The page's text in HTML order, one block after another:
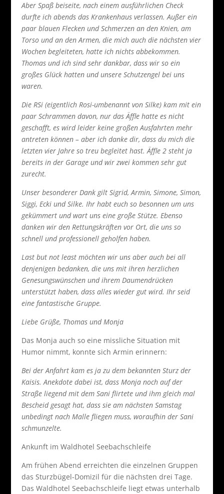
Aber Spaß beiseite, nach einem ausführlichen Check
durfte ich abends das Krankenhaus verlassen. Außer ein
paar blauen Flecken und Schmerzen an den Knien, am
Torso und an den Armen, die mich auch die nächsten vier
Wochen begleiteten, hatte ich nichts abbekommen.
Thomas und ich sind sehr dankbar, dass wir so ein
großes Glück hatten und unsere Schutzengel bei uns
waren.
Die RSi (eigentlich Rosi-umbenannt von Silke) kam mit ein
paar Schrammen davon, nur das Äffle hatte es nicht
geschafft, es wird leider keine großen Ausfahrten mehr
antreten können – aber ich danke dir, dass du mich die
letzten vier Jahre so treu begleitet hast. Äffle 2 steht ja
bereits in der Garage und wir zwei kommen sehr gut
zurecht.
Unser besonderer Dank gilt Sigrid, Armin, Simone, Simon,
Siggi, Ecki und Silke. Ihr habt euch so besonnen um uns
gekümmert und wart uns eine große Stütze. Ebenso
danken wir den Rettungskräften vor Ort, die uns so
schnell und professionell geholfen haben.
Last but not least möchten wir uns aber auch bei all
denjenigen bedanken, die uns mit ihren herzlichen
Genesungswünschen und ihrem Daumendrücken
unterstützt haben, dass alles wieder gut wird. Ihr seid
eine fantastische Gruppe.
Liebe Grüße, Thomas und Monja
Das Monja auch so eine missliche Situation mit
Humor nimmt, konnte sich Armin erinnern:
Bei der Anfahrt kam es ja zu dem bekannten Sturz der
Kaisis. Anekdote dabei ist, dass Monja noch auf der
Straße liegend mit dem Sani flirtete und ihm gleich mal
Bescheid gesagt hat, dass sie am nächsten Samstag
unbedingt nach Malle fliegen muss, woraufhin der Sani
schmunzelte.
Ankunft im Waldhotel Seebachschleife
Am frühen Abend erreichten die einzelnen Gruppen
das Sturzbügel-Domizil für die nächsten drei Tage.
Das Waldhotel Seebachschleife liegt etwas unterhalb